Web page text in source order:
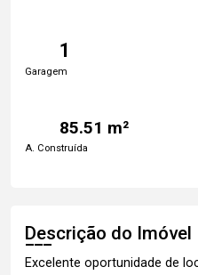
1
Garagem
85.51 m²
A. Construída
Descrição do Imóvel
Excelente oportunidade de